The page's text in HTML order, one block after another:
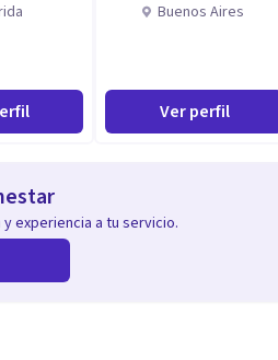
Buenos Aires
Ver perfil
experiencia a tu servicio.